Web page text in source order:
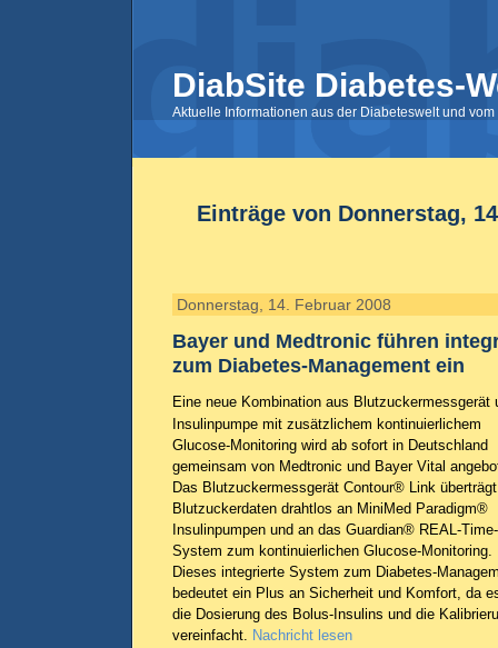
DiabSite Diabetes-
Aktuelle Informationen aus der Diabeteswelt und
Einträge von Donnerstag,
Donnerstag, 14. Februar 2008
Bayer und Medtronic führen
zum Diabetes-Management ein
Eine neue Kombination aus Blutzuckermessgerät
Insulinpumpe mit zusätzlichem kontinuierlichem
Glucose-Monitoring wird ab sofort in Deutschland
gemeinsam von Medtronic und Bayer Vital
Das Blutzuckermessgerät Contour® Link
Blutzuckerdaten drahtlos an MiniMed Paradigm®
Insulinpumpen und an das Guardian® REAL-Time-
System zum kontinuierlichen Glucose-Monitoring.
Dieses integrierte System zum Diabetes-
bedeutet ein Plus an Sicherheit und Komfort, da
die Dosierung des Bolus-Insulins und die
vereinfacht. Nachricht lesen